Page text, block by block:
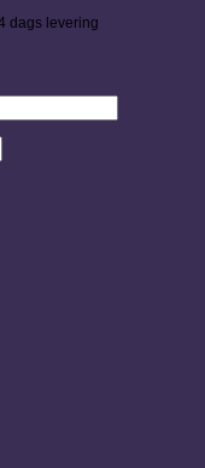
dags levering